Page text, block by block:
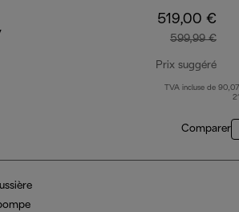
519,00 €
599,99 €
Prix suggéré
TVA incluse de
Comparer